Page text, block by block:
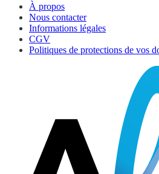
À propos
Nous contacter
Informations légales
CGV
Politiques de protections de vos